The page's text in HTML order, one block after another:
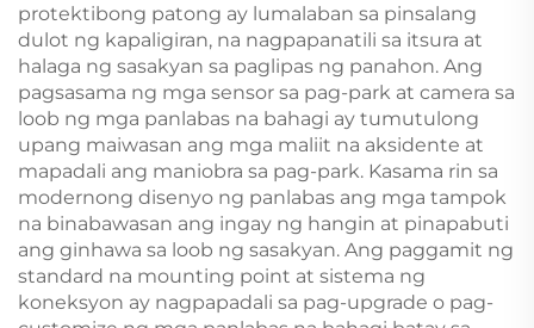
protektibong patong ay lumalaban sa pinsalang
dulot ng kapaligiran, na nagpapanatili sa itsura at
halaga ng sasakyan sa paglipas ng panahon. Ang
pagsasama ng mga sensor sa pag-park at camera sa
loob ng mga panlabas na bahagi ay tumutulong
upang maiwasan ang mga maliit na aksidente at
mapadali ang maniobra sa pag-park. Kasama rin sa
modernong disenyo ng panlabas ang mga tampok
na binabawasan ang ingay ng hangin at pinapabuti
ang ginhawa sa loob ng sasakyan. Ang paggamit ng
standard na mounting point at sistema ng
koneksyon ay nagpapadali sa pag-upgrade o pag-